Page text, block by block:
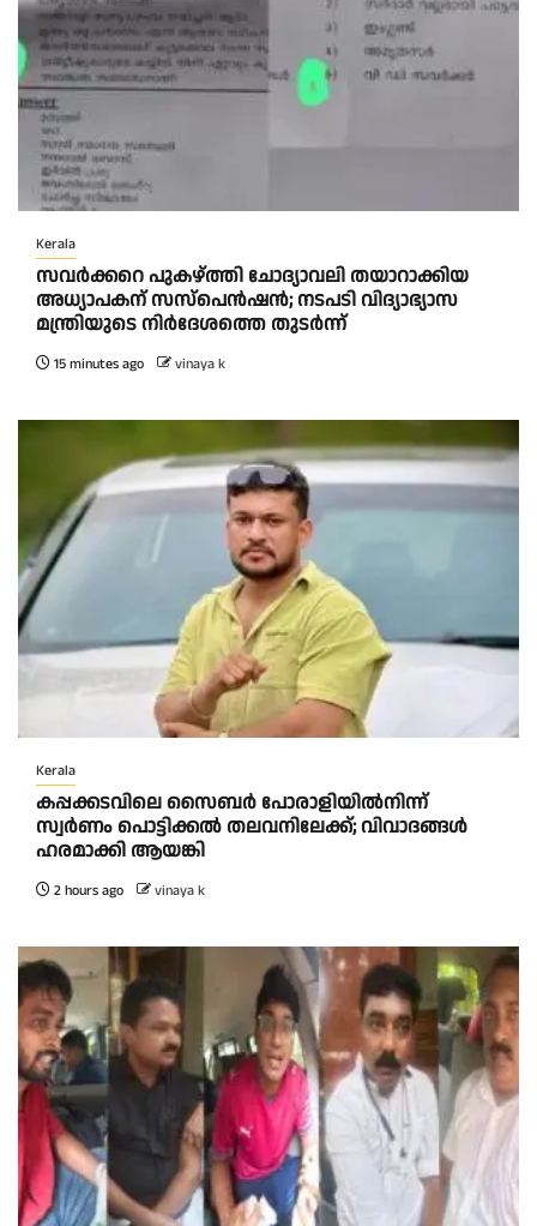
Kerala
സവർക്കറെ പുകഴ്ത്തി ചോദ്യാവലി തയാറാക്കിയ
അധ്യാപകന് സസ്പെൻഷൻ; നടപടി വിദ്യാഭ്യാസ
മന്ത്രിയുടെ നിർദേശത്തെ തുടർന്ന്
15 minutes ago vinaya k
Kerala
കപ്പക്കടവിലെ സൈബർ പോരാളിയിൽനിന്ന്
സ്വർണം പൊട്ടിക്കൽ തലവനിലേക്ക്; വിവാദങ്ങൾ
ഹരമാക്കി ആയങ്കി
2 hours ago vinaya k